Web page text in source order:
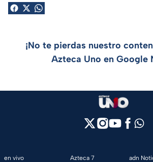
¡No te pierdas nuestro
Azteca Uno en Google
en vivo
Azteca 7
adn